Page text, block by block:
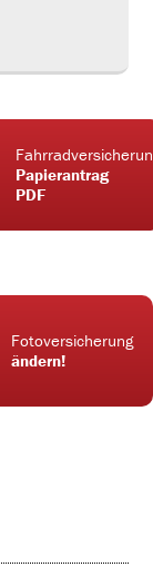
Papierantrag
PDF
Fotoversicherung
ändern!